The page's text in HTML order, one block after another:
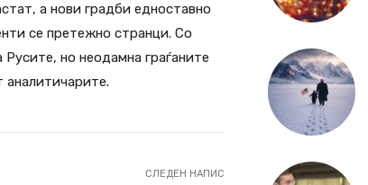
а нови градби едноставно
се претежно странци. Со
но неодамна граѓаните
аналитичарите.
СЛЕДЕН НАПИС